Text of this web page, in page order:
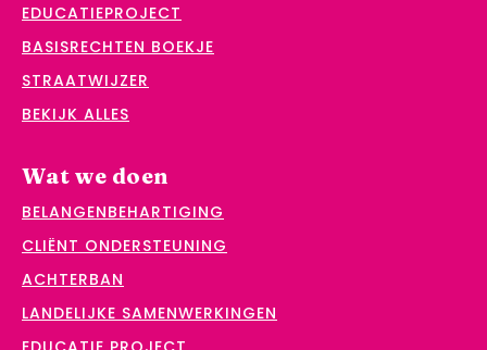
EDUCATIEPROJECT
BASISRECHTEN BOEKJE
STRAATWIJZER
BEKIJK ALLES
Wat we doen
BELANGENBEHARTIGING
CLIËNT ONDERSTEUNING
ACHTERBAN
LANDELIJKE SAMENWERKINGEN